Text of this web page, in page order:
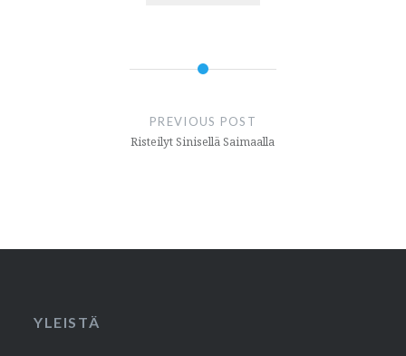
PREVIOUS POST
Risteilyt Sinisellä Saimaalla
YLEISTÄ